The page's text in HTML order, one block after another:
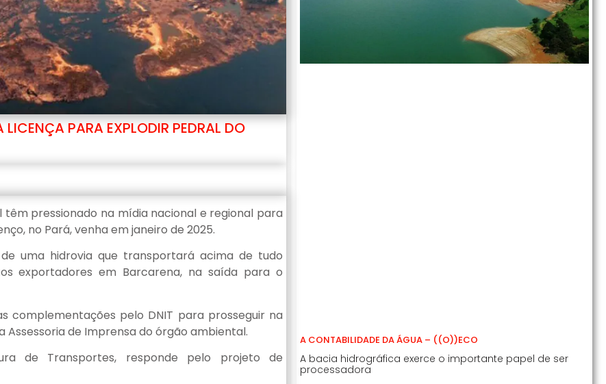
LICENÇA PARA EXPLODIR PEDRAL DO
pressionado na mídia nacional e regional para
no Pará, venha em janeiro de 2025.
uma hidrovia que transportará acima de tudo
exportadores em Barcarena, na saída para o
complementações pelo DNIT para prosseguir na
Assessoria de Imprensa do órgão ambiental.
de Transportes, responde pelo projeto de
A CONTABILIDADE DA ÁGUA – ((O))ECO
A bacia hidrográfica exerce o importante papel de ser
processadora